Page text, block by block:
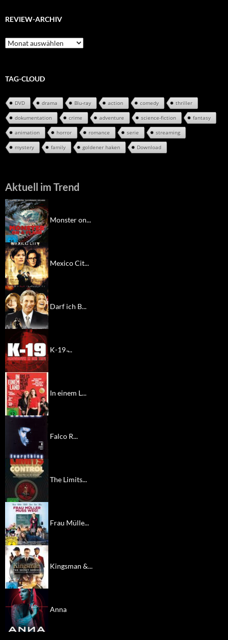
REVIEW-ARCHIV
Review-
Archiv
TAG-CLOUD
DVD drama Blu-ray action comedy thriller
dokumentation crime adventure science-fiction fantasy
animation horror romance serie streaming
mystery family goldener haken Download
Aktuell im Trend
Monster on...
Mexico Cit...
Darf ich B...
K-19 ̵...
In einem L...
Falco R...
The Limits...
Frau Mülle...
Kingsman &...
Anna